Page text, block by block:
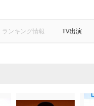
ランキング情報 TV出演